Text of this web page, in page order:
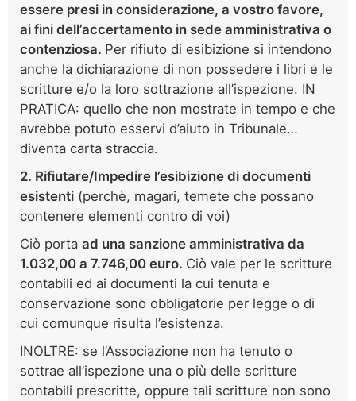
essere presi in considerazione, a vostro favore,
ai fini dell’accertamento in sede amministrativa o
contenziosa. Per rifiuto di esibizione si intendono
anche la dichiarazione di non possedere i libri e le
scritture e/o la loro sottrazione all’ispezione. IN
PRATICA: quello che non mostrate in tempo e che
avrebbe potuto esservi d’aiuto in Tribunale…
diventa carta straccia.
2. Rifiutare/Impedire l’esibizione di documenti
esistenti (perchè, magari, temete che possano
contenere elementi contro di voi)
Ciò porta ad una sanzione amministrativa da
1.032,00 a 7.746,00 euro. Ciò vale per le scritture
contabili ed ai documenti la cui tenuta e
conservazione sono obbligatorie per legge o di
cui comunque risulta l’esistenza.
INOLTRE: se l’Associazione non ha tenuto o
sottrae all’ispezione una o più delle scritture
contabili prescritte, oppure tali scritture non sono